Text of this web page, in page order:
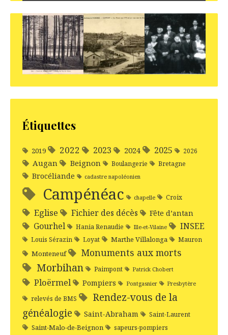
Étiquettes
2019 2022 2023 2024 2025 2026
Augan Beignon Boulangerie Bretagne
Brocéliande cadastre napoléonien
Campénéac chapelle Croix
Eglise Fichier des décès Fête d’antan
Gourhel Hania Renaudie Ille-et-Vilaine INSEE
Louis Sérazin Loyat Marthe Villalonga Mauron
Monteneuf Monuments aux morts
Morbihan Paimpont Patrick Chobert
Ploërmel Pompiers Pontgasnier Presbytère
relevés de BMS
Rendez-vous de la
généalogie
Saint-Abraham Saint-Laurent
Saint-Malo-de-Beignon sapeurs-pompiers